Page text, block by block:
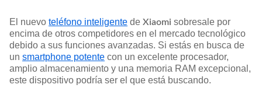
El nuevo teléfono inteligente de Xiaomi sobresale por
encima de otros competidores en el mercado tecnológico
debido a sus funciones avanzadas. Si estás en busca de
un smartphone potente con un excelente procesador,
amplio almacenamiento y una memoria RAM excepcional,
este dispositivo podría ser el que está buscando.